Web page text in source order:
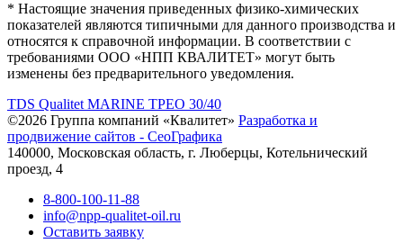
* Настоящие значения приведенных физико-химических
показателей являются типичными для данного производства и
относятся к справочной информации. В соответствии с
требованиями ООО «НПП КВАЛИТЕТ» могут быть
изменены без предварительного уведомления.
TDS Qualitet MARINE TPEO 30/40
©2026 Группа компаний «Квалитет» Разработка и
продвижение сайтов - СеоГрафика
140000, Московская область, г. Люберцы, Котельнический
проезд, 4
8-800-100-11-88
info@npp-qualitet-oil.ru
Оставить заявку